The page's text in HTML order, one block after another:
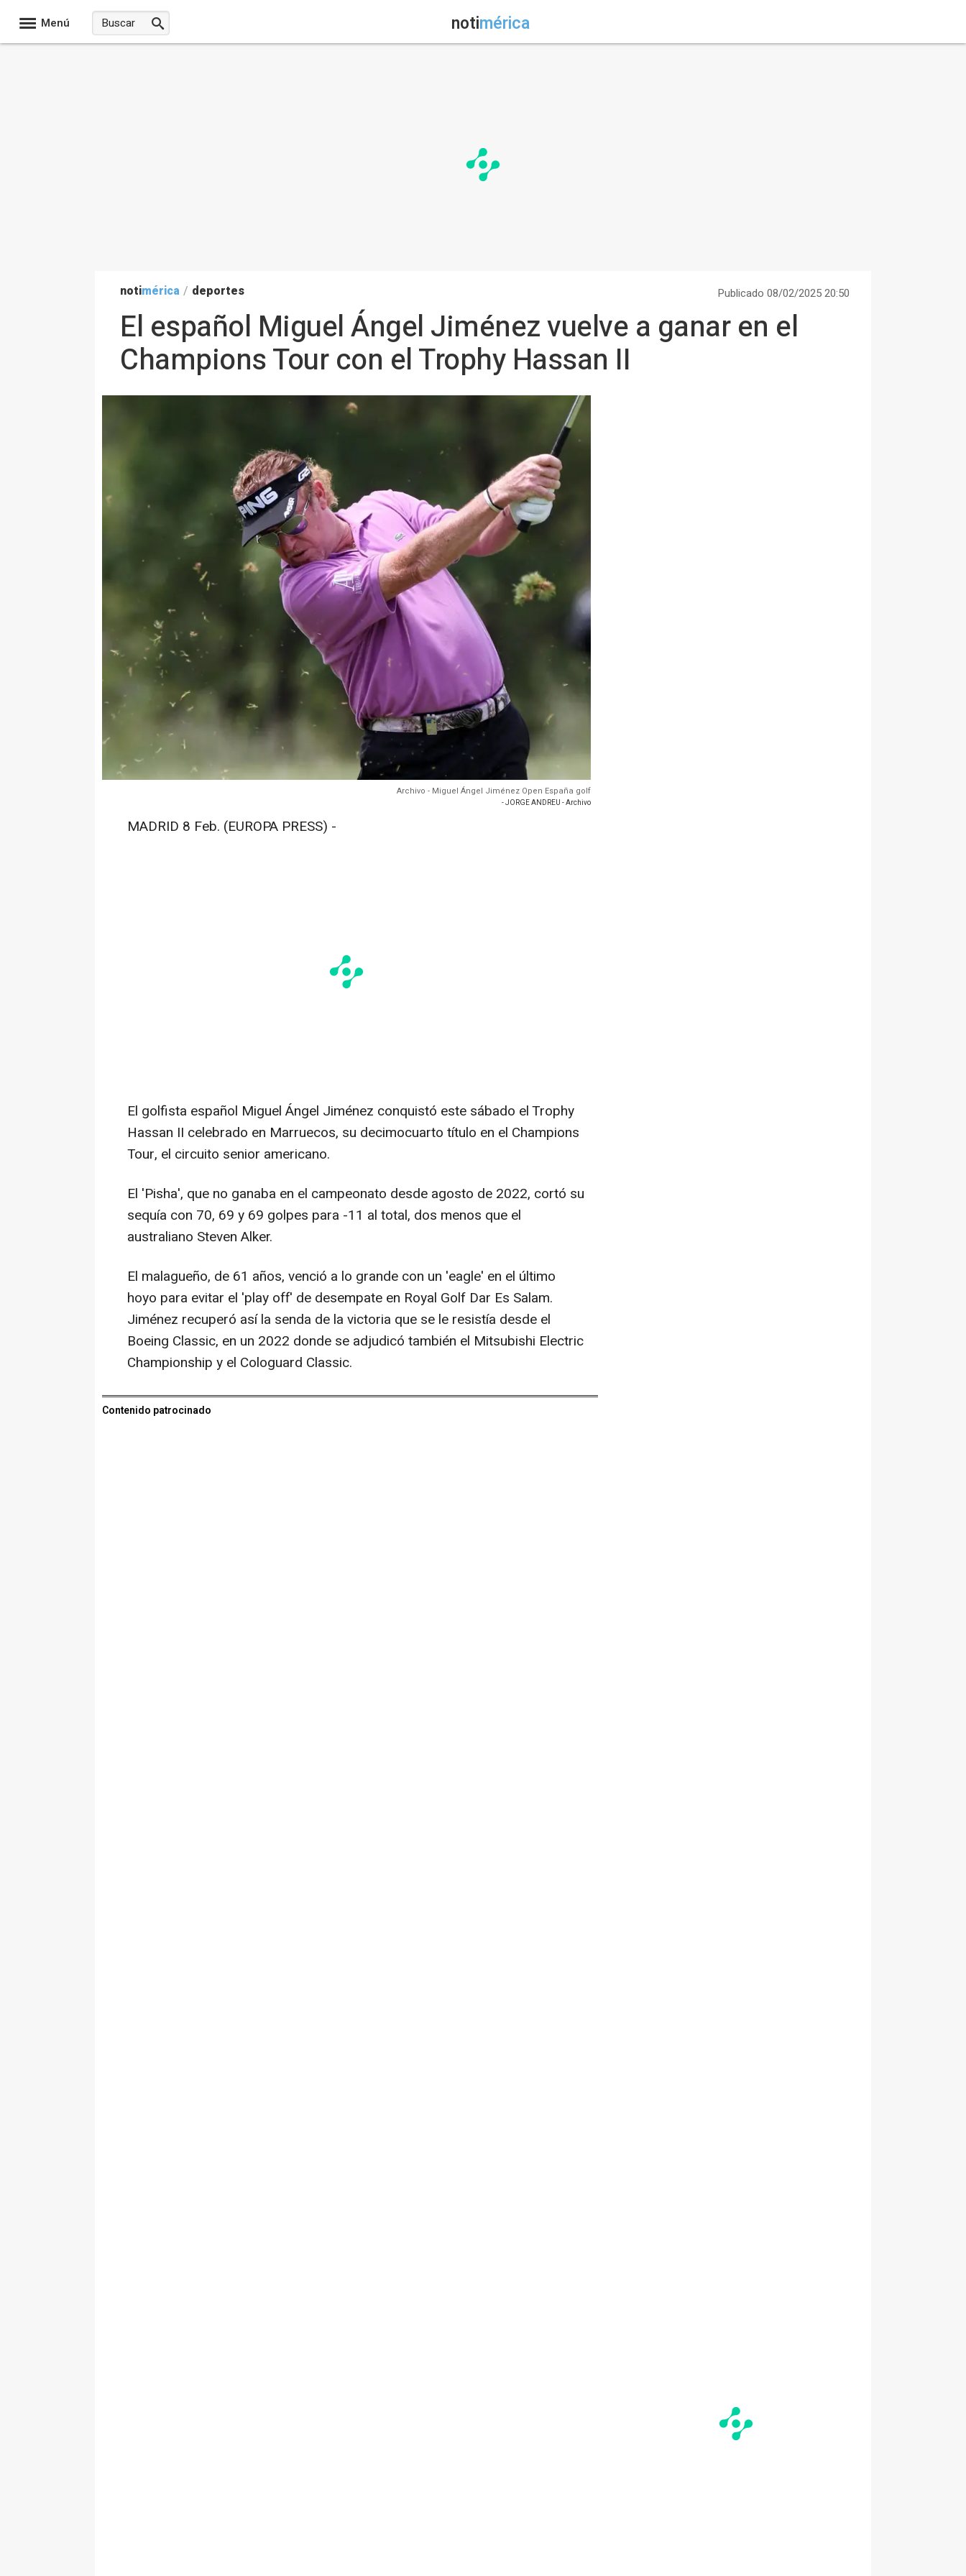
Menú notimérica
notimérica / deportes Publicado 08/02/2025 20:50
El español Miguel Ángel Jiménez vuelve a ganar en el
Champions Tour con el Trophy Hassan II
Archivo - Miguel Ángel Jiménez Open España golf
- JORGE ANDREU - Archivo
MADRID 8 Feb. (EUROPA PRESS) -
El golfista español Miguel Ángel Jiménez conquistó este sábado el Trophy
Hassan II celebrado en Marruecos, su decimocuarto título en el Champions
Tour, el circuito senior americano.
El 'Pisha', que no ganaba en el campeonato desde agosto de 2022, cortó su
sequía con 70, 69 y 69 golpes para -11 al total, dos menos que el
australiano Steven Alker.
El malagueño, de 61 años, venció a lo grande con un 'eagle' en el último
hoyo para evitar el 'play off' de desempate en Royal Golf Dar Es Salam.
Jiménez recuperó así la senda de la victoria que se le resistía desde el
Boeing Classic, en un 2022 donde se adjudicó también el Mitsubishi Electric
Championship y el Cologuard Classic.
Contenido patrocinado